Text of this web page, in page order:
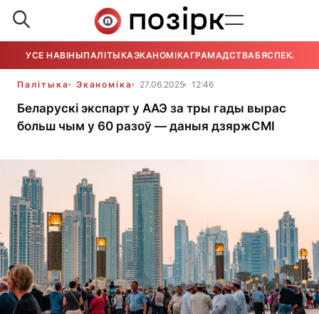
УСЕ НАВІНЫПАЛІТЫКАЭКАНОМІКАГРАМАДСТВАБЯСПЕКА
Палітыка Эканоміка 27.06.2025 12:46
Беларускі экспарт у ААЭ за тры гады вырас
больш чым у 60 разоў — даныя дзяржСМІ